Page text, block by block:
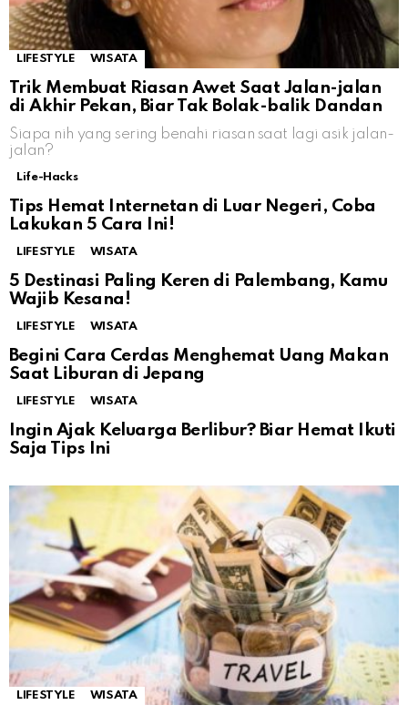
LIFESTYLE WISATA
Trik Membuat Riasan Awet Saat Jalan-jalan
di Akhir Pekan, Biar Tak Bolak-balik Dandan
Siapa nih yang sering benahi riasan saat lagi asik jalan-
jalan?
Life-Hacks
Tips Hemat Internetan di Luar Negeri, Coba
Lakukan 5 Cara Ini!
LIFESTYLE WISATA
5 Destinasi Paling Keren di Palembang, Kamu
Wajib Kesana!
LIFESTYLE WISATA
Begini Cara Cerdas Menghemat Uang Makan
Saat Liburan di Jepang
LIFESTYLE WISATA
Ingin Ajak Keluarga Berlibur? Biar Hemat Ikuti
Saja Tips Ini
LIFESTYLE WISATA